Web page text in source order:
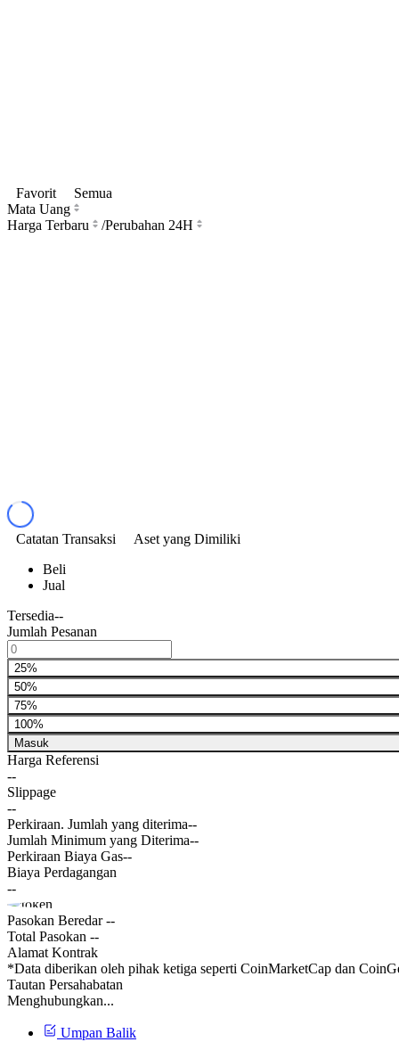
Favorit
Semua
Mata Uang
Harga Terbaru
/Perubahan 24H
Catatan Transaksi
Aset yang Dimiliki
Beli
Jual
Tersedia--
Jumlah Pesanan
25%
50%
75%
100%
Masuk
Harga Referensi
--
Slippage
--
Perkiraan. Jumlah yang diterima--
Jumlah Minimum yang Diterima--
Perkiraan Biaya Gas--
Biaya Perdagangan
--
Pasokan Beredar--
Total Pasokan --
Alamat Kontrak
*Data diberikan oleh pihak ketiga seperti CoinMarketCap dan
Tautan Persahabatan
Menghubungkan...
Umpan Balik